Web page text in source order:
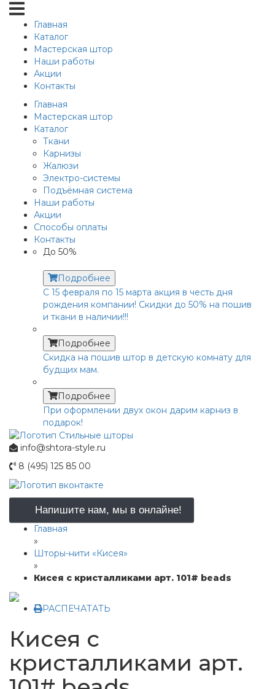
Главная
Каталог
Мастерская штор
Наши работы
Акции
Контакты
Главная
Мастерская штор
Каталог
Ткани
Карнизы
Жалюзи
Электро-системы
Подъёмная система
Наши работы
Акции
Способы оплаты
Контакты
До 50%
Подробнее
С 15 февраля по 15 марта акция в честь дня
рождения компании! Скидки до 50% на пошив
и ткани в наличии!!!
Подробнее
Скидка на пошив штор в детскую комнату для
будщих мам.
Подробнее
При оформлении двух окон дарим карниз в
подарок!
info@shtora-style.ru
8 (495) 125 85 00
Напишите нам, мы в онлайне!
Главная
»
Шторы-нити «Кисея»
»
Кисея с кристалликами арт. 101# beads
РАСПЕЧАТАТЬ
Кисея с
кристалликами арт.